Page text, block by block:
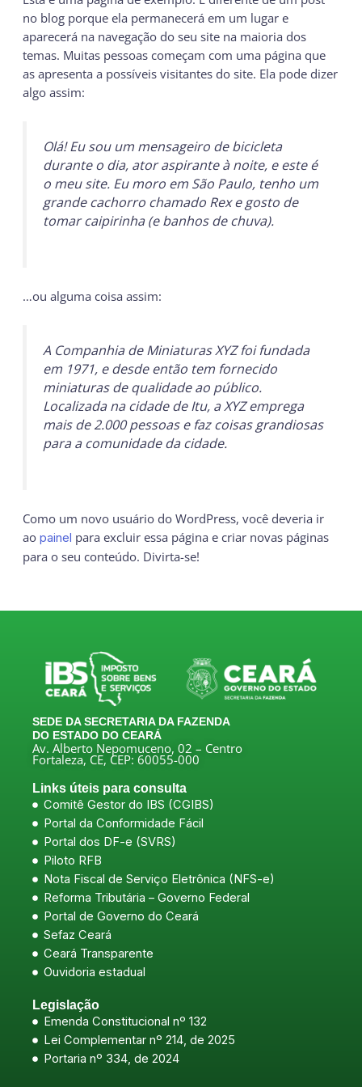
no blog porque ela permanecerá em um lugar e
aparecerá na navegação do seu site na maioria dos
temas. Muitas pessoas começam com uma página que
as apresenta a possíveis visitantes do site. Ela pode dizer
algo assim:
Olá! Eu sou um mensageiro de bicicleta
durante o dia, ator aspirante à noite, e este é
o meu site. Eu moro em São Paulo, tenho um
grande cachorro chamado Rex e gosto de
tomar caipirinha (e banhos de chuva).
…ou alguma coisa assim:
A Companhia de Miniaturas XYZ foi fundada
em 1971, e desde então tem fornecido
miniaturas de qualidade ao público.
Localizada na cidade de Itu, a XYZ emprega
mais de 2.000 pessoas e faz coisas grandiosas
para a comunidade da cidade.
Como um novo usuário do WordPress, você deveria ir
ao painel para excluir essa página e criar novas páginas
para o seu conteúdo. Divirta-se!
SEDE DA SECRETARIA DA FAZENDA
DO ESTADO DO CEARÁ
Av. Alberto Nepomuceno, 02 – Centro
Fortaleza, CE, CEP: 60055-000
Links úteis para consulta
Comitê Gestor do IBS (CGIBS)
Portal da Conformidade Fácil
Portal dos DF-e (SVRS)
Piloto RFB
Nota Fiscal de Serviço Eletrônica (NFS-e)
Reforma Tributária – Governo Federal
Portal de Governo do Ceará
Sefaz Ceará
Ceará Transparente
Ouvidoria estadual
Legislação
Emenda Constitucional nº 132
Lei Complementar nº 214, de 2025
Portaria nº 334, de 2024